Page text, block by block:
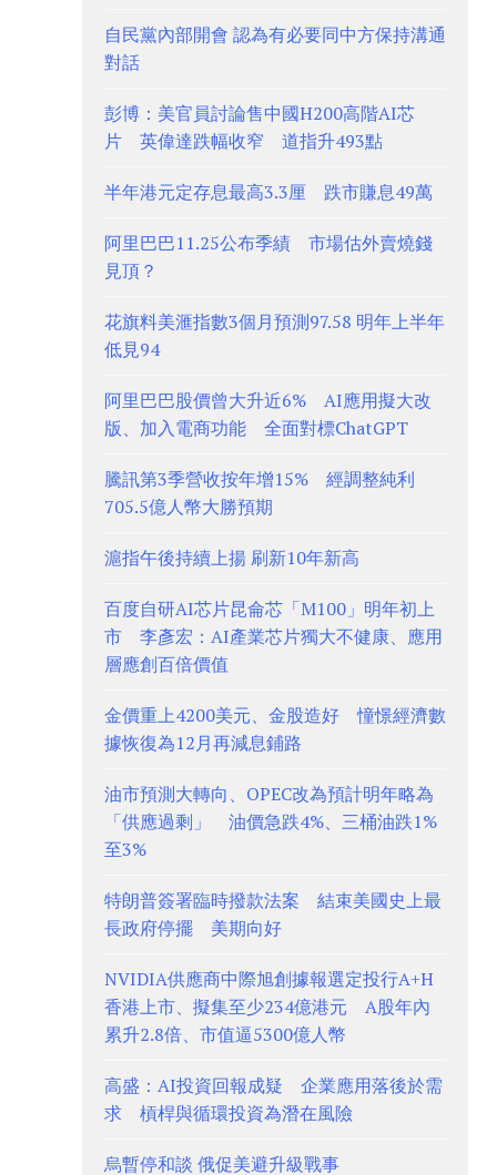
自民黨內部開會 認為有必要同中方保持溝通
對話
彭博：美官員討論售中國H200高階AI芯
片 英偉達跌幅收窄 道指升493點
半年港元定存息最高3.3厘 跌市賺息49萬
阿里巴巴11.25公布季績 市場估外賣燒錢
見頂？
花旗料美滙指數3個月預測97.58 明年上半年
低見94
阿里巴巴股價曾大升近6% AI應用擬大改
版、加入電商功能 全面對標ChatGPT
騰訊第3季營收按年增15% 經調整純利
705.5億人幣大勝預期
滬指午後持續上揚 刷新10年新高
百度自研AI芯片昆侖芯「M100」明年初上
市 李彥宏：AI產業芯片獨大不健康、應用
層應創百倍價值
金價重上4200美元、金股造好 憧憬經濟數
據恢復為12月再減息鋪路
油市預測大轉向、OPEC改為預計明年略為
「供應過剩」 油價急跌4%、三桶油跌1%
至3%
特朗普簽署臨時撥款法案 結束美國史上最
長政府停擺 美期向好
NVIDIA供應商中際旭創據報選定投行A+H
香港上市、擬集至少234億港元 A股年內
累升2.8倍、市值逼5300億人幣
高盛：AI投資回報成疑 企業應用落後於需
求 槓桿與循環投資為潛在風險
烏暫停和談 俄促美避升級戰事